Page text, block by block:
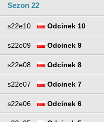
Sezon 22
s22e10 Odcinek 10
s22e09 Odcinek 9
s22e08 Odcinek 8
s22e07 Odcinek 7
s22e06 Odcinek 6